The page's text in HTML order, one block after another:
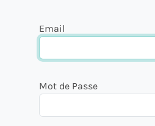
Email
Mot de Passe